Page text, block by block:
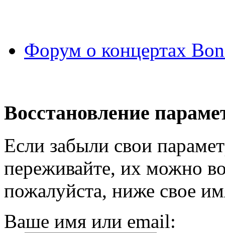
Форум о концертах
Восстановление
Если забыли свои
переживайте, их можно
пожалуйста, ниже свое
Ваше имя или email: